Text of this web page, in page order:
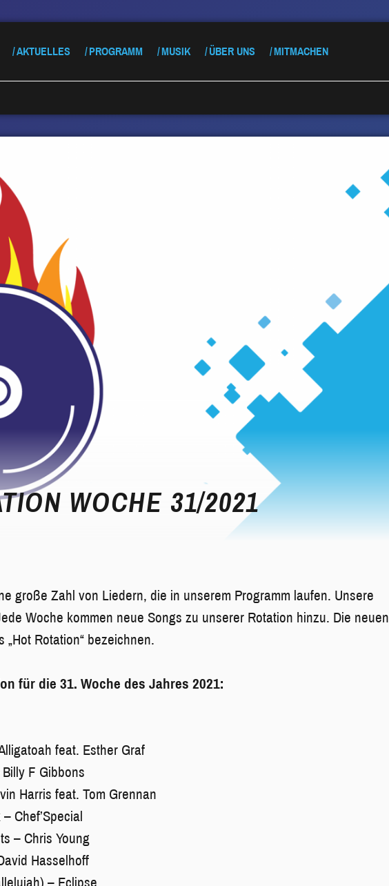
AKTUELLES PROGRAMM MUSIK ÜBER UNS MITMACHEN
WOCHE 31/2021
große Zahl von Liedern, die in unserem Programm laufen. Unsere
Woche kommen neue Songs zu unserer Rotation hinzu. Die neuen
Rotation“ bezeichnen.
für die 31. Woche des Jahres 2021:
feat. Esther Graf
F Gibbons
Harris feat. Tom Grennan
Chef’Special
– Chris Young
Hasselhoff
– Eclipse